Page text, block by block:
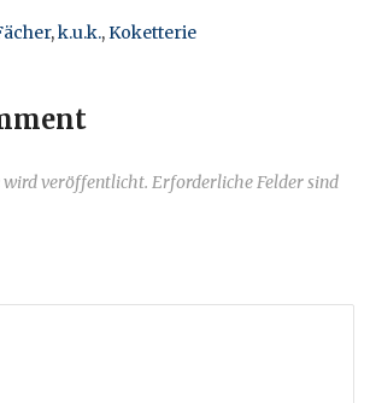
,k.u.k.,Koketterie
veröffentlicht. Erforderliche Felder sind